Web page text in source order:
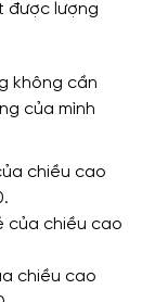
được lượng
không cần
của mình
chiều cao
của chiều cao
chiều cao